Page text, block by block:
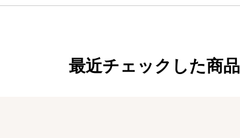
最近チェックした商品